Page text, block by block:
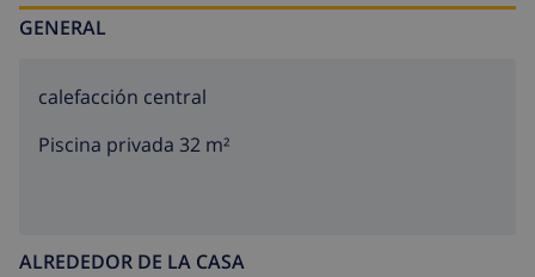
GENERAL
calefacción central
Piscina privada 32 m²
ALREDEDOR DE LA CASA